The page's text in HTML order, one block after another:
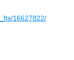
16627822/